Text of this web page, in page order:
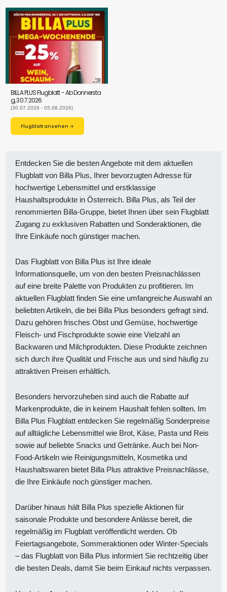
BILLA PLUS Flugblatt - Ab Donnersta
g, 30.7.2026
(30.07.2026 - 05.08.2026)
Flugblatt ansehen →
Entdecken Sie die besten Angebote mit dem aktuellen
Flugblatt von Billa Plus, Ihrer bevorzugten Adresse für
hochwertige Lebensmittel und erstklassige
Haushaltsprodukte in Österreich. Billa Plus, als Teil der
renommierten Billa-Gruppe, bietet Ihnen über sein Flugblatt
Zugang zu exklusiven Rabatten und Sonderaktionen, die
Ihre Einkäufe noch günstiger machen.
Das Flugblatt von Billa Plus ist Ihre ideale
Informationsquelle, um von den besten Preisnachlässen
auf eine breite Palette von Produkten zu profitieren. Im
aktuellen Flugblatt finden Sie eine umfangreiche Auswahl an
beliebten Artikeln, die bei Billa Plus besonders gefragt sind.
Dazu gehören frisches Obst und Gemüse, hochwertige
Fleisch- und Fischprodukte sowie eine Vielzahl an
Backwaren und Milchprodukten. Diese Produkte zeichnen
sich durch ihre Qualität und Frische aus und sind häufig zu
attraktiven Preisen erhältlich.
Besonders hervorzuheben sind auch die Rabatte auf
Markenprodukte, die in keinem Haushalt fehlen sollten. Im
Billa Plus Flugblatt entdecken Sie regelmäßig Sonderpreise
auf alltägliche Lebensmittel wie Brot, Käse, Pasta und Reis
sowie auf beliebte Snacks und Getränke. Auch bei Non-
Food-Artikeln wie Reinigungsmitteln, Kosmetika und
Haushaltswaren bietet Billa Plus attraktive Preisnachlässe,
die Ihre Einkäufe noch günstiger machen.
Darüber hinaus hält Billa Plus spezielle Aktionen für
saisonale Produkte und besondere Anlässe bereit, die
regelmäßig im Flugblatt veröffentlicht werden. Ob
Feiertagsangebote, Sommeraktionen oder Winter-Specials
– das Flugblatt von Billa Plus informiert Sie rechtzeitig über
die besten Deals, damit Sie beim Einkauf nichts verpassen.